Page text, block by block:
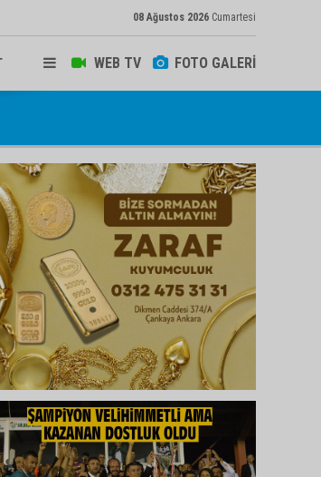
08 Ağustos 2026 Cumartesi
WEB TV FOTO GALERİ